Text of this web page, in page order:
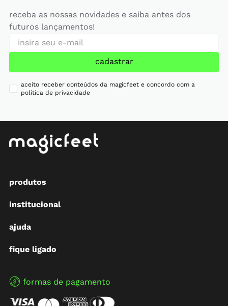
receba as nossas novidades e saiba antes dos
futuros lançamentos!
cadastrar
aceito receber conteúdos da magicfeet e concordo com a
política de privacidade
produtos
institucional
ajuda
fique ligado
formas de pagamento